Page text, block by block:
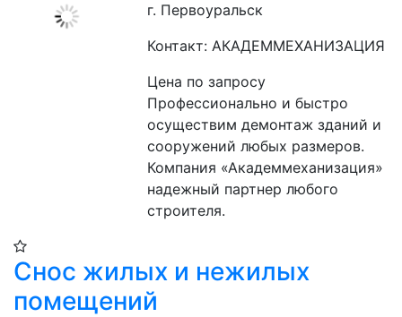
г. Первоуральск
Контакт: АКАДЕММЕХАНИЗАЦИЯ
Цена по запросу
Профессионально и быстро
осуществим демонтаж зданий и
сооружений любых размеров.
Компания «Академмеханизация»
надежный партнер любого
строителя.
Снос жилых и нежилых
помещений